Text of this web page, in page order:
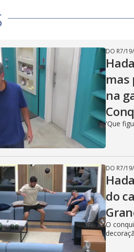
DO R7/
mas
na
'Que
DO R7/
do
O